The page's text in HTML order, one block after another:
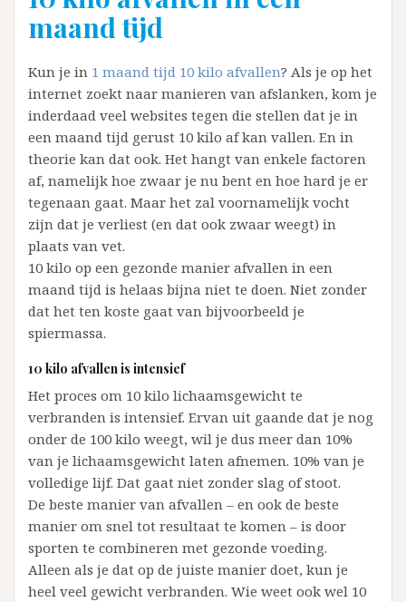
maand tijd
Kun je in 1 maand tijd 10 kilo afvallen? Als je op het
internet zoekt naar manieren van afslanken, kom je
inderdaad veel websites tegen die stellen dat je in
een maand tijd gerust 10 kilo af kan vallen. En in
theorie kan dat ook. Het hangt van enkele factoren
af, namelijk hoe zwaar je nu bent en hoe hard je er
tegenaan gaat. Maar het zal voornamelijk vocht
zijn dat je verliest (en dat ook zwaar weegt) in
plaats van vet.
10 kilo op een gezonde manier afvallen in een
maand tijd is helaas bijna niet te doen. Niet zonder
dat het ten koste gaat van bijvoorbeeld je
spiermassa.
10 kilo afvallen is intensief
Het proces om 10 kilo lichaamsgewicht te
verbranden is intensief. Ervan uit gaande dat je nog
onder de 100 kilo weegt, wil je dus meer dan 10%
van je lichaamsgewicht laten afnemen. 10% van je
volledige lijf. Dat gaat niet zonder slag of stoot.
De beste manier van afvallen – en ook de beste
manier om snel tot resultaat te komen – is door
sporten te combineren met gezonde voeding.
Alleen als je dat op de juiste manier doet, kun je
heel veel gewicht verbranden. Wie weet ook wel 10